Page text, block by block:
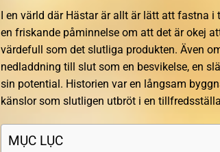
I en värld där Hästar är allt är lätt att fastna
en friskande påminnelse om att det är okej
värdefull som det slutliga produkten. Även
nedladdning till slut som en besvikelse, en
sin potential. Historien var en långsam
känslor som slutligen utbröt i en
MỤC LỤC